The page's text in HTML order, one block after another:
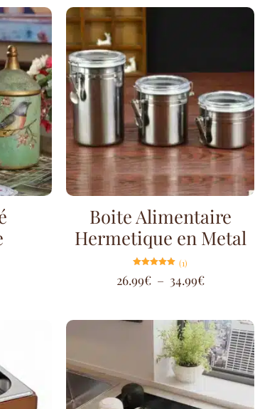
Boite Alimentaire
Hermetique en Metal
5.00
sur 5
(1)
26.99€ – 34.99€